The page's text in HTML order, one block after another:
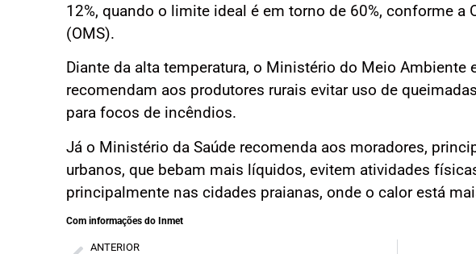
12%, quando o limite ideal é em torno de 60%, conforme a
(OMS).
Diante da alta temperatura, o Ministério do Meio Ambiente
recomendam aos produtores rurais evitar uso de
para focos de incêndios.
Já o Ministério da Saúde recomenda aos moradores,
urbanos, que bebam mais líquidos, evitem atividades
principalmente nas cidades praianas, onde o calor está
Com informações do I nmet
ANTERIOR